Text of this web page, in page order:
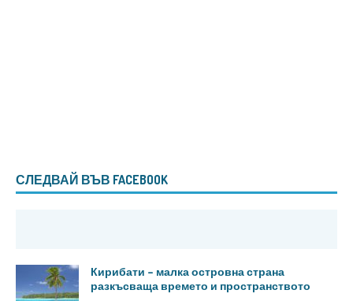
СЛЕДВАЙ ВЪВ FACEBOOK
Кирибати – малка островна страна
разкъсваща времето и пространството